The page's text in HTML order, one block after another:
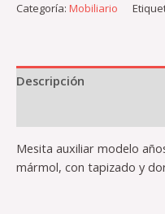
Categoría: Mobiliario
Descripción
Mesita auxiliar modelo
mármol, con tapizado y